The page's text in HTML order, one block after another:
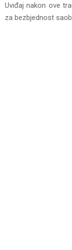
Uviđaj nakon ove
za bezbjednost